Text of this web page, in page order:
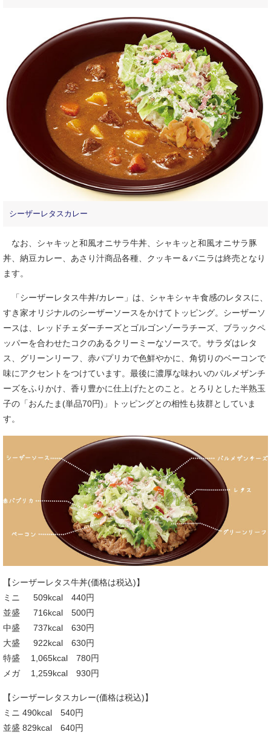
シーザーレタスカレー
なお、シャキッと和風オニサラ牛丼、シャキッと和風オニサラ豚
丼、納豆カレー、あさり汁商品各種、クッキー＆バニラは終売となり
ます。
「シーザーレタス牛丼/カレー」は、シャキシャキ食感のレタスに、
すき家オリジナルのシーザーソースをかけてトッピング。シーザーソ
ースは、レッドチェダーチーズとゴルゴンゾーラチーズ、ブラックペ
ッパーを合わせたコクのあるクリーミーなソースで。サラダはレタ
ス、グリーンリーフ、赤パプリカで色鮮やかに、角切りのベーコンで
味にアクセントをつけています。最後に濃厚な味わいのパルメザンチ
ーズをふりかけ、香り豊かに仕上げたとのこと。とろりとした半熟玉
子の「おんたま(単品70円)」トッピングとの相性も抜群としていま
す。
【シーザーレタス牛丼(価格は税込)】
ミニ 509kcal 440円
並盛 716kcal 500円
中盛 737kcal 630円
大盛 922kcal 630円
特盛 1,065kcal 780円
メガ 1,259kcal 930円
【シーザーレタスカレー(価格は税込)】
ミニ 490kcal 540円
並盛 829kcal 640円